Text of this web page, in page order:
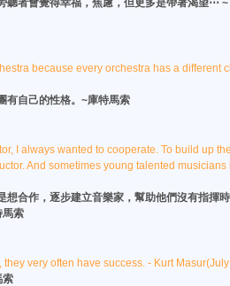
聽者會覺得幸福，焦慮，但更多是帶著渴望⋯
because every orchestra has a different
有自己的性格。~庫特馬索
I always wanted to cooperate. To build up
And sometimes young talented musicians
合作，逐步建立音樂家，幫助他們沒有指揮
馬索
very often have success. - Kurt
索